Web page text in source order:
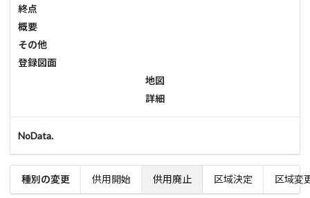
終点
概要
その他
登録図面
地図
詳細
NoData.
種別の変更 供用開始 供用廃止 区域決定 区域変